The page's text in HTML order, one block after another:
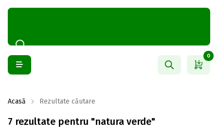
0
Acasă Rezultate căutare
7 rezultate pentru "natura verde"